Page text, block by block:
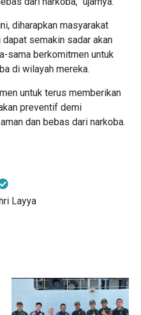
diharapkan masyarakat
semakin sadar akan
sama berkomitmen untuk
di wilayah mereka.
untuk terus memberikan
preventif demi
dan bebas dari narkoba.
Layya